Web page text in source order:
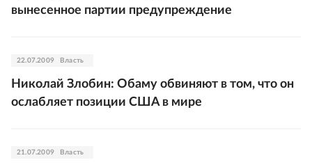
вынесенное партии предупреждение
22.07.2009 Власть
Николай Злобин: Обаму обвиняют в том, что он
ослабляет позиции США в мире
21.07.2009 Власть